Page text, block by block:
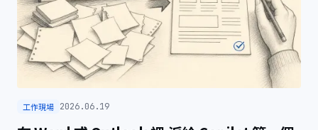
工作現場 2026.06.19